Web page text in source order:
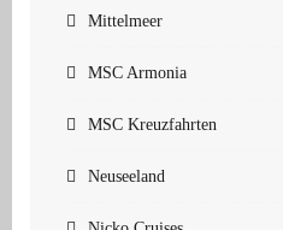
Mittelmeer
MSC Armonia
MSC Kreuzfahrten
Neuseeland